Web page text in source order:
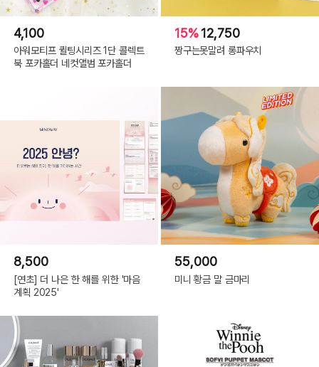
4,100
아워모티프 퀼팅시리즈 1단 콜렉트
북 포카홀더 네컷앨범 포카홀더
15%12,750
짱구는못말려 롱파우치
8,500
[연초] 더 나은 한 해를 위한 '마음
계획 2025'
55,000
미니 황금 말 금마리